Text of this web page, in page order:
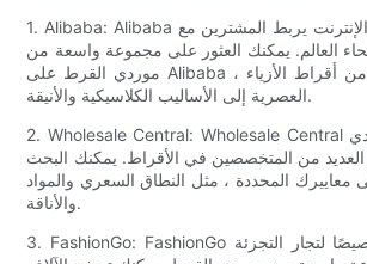
1. Alibaba: Alibaba هو سوق شهير على الإنترنت يربط المشترين مع
العالم. يمكنك العثور على مجموعة واسعة من
موردي القرط على Alibaba ، مما يوفر كل شيء من أقراط الأزياء
العصرية إلى الأساليب الكلاسيكية والأنيقة.
2. Wholesale Central: Wholesale Central هو دليل شامل لموردي
من المتخصصين في الأقراط. يمكنك البحث
معاييرك المحددة ، مثل النطاق السعري والمواد
والأناقة.
3. FashionGo: FashionGo هو سوق بالجملة خصيصًا لتجار التجزئة